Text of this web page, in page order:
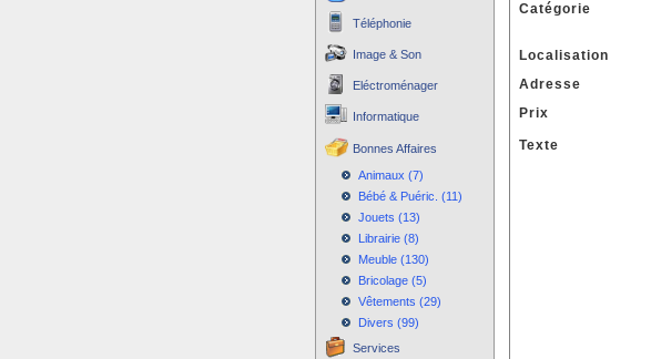
Téléphonie
Image & Son
Eléctroménager
Informatique
Bonnes Affaires
Animaux (7)
Bébé & Puéric. (11)
Jouets (13)
Librairie (8)
Meuble (130)
Bricolage (5)
Vêtements (29)
Divers (99)
Services
Catégorie
Localisation
Adresse
Prix
Texte